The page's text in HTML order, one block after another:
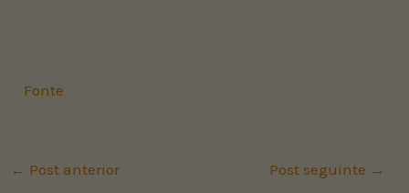
Fonte
← Post anterior Post seguinte →